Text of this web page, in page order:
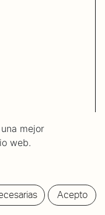
mejor
web.
Acepto